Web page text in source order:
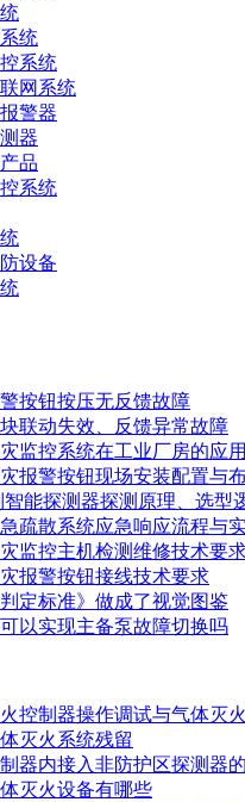
统
系统
网系统
警器
器
品
系统
设备
按钮按压无反馈故障
联动失效、反馈异常故障
监控系统在工业厂房的应用
报警按钮现场安装配置与布
能探测器探测原理、选型逻
疏散系统应急响应流程与实
监控主机检测维修技术要
报警按钮接线技术要求
判定标准》做成了视觉图鉴
以实现主备泵故障切换吗
控制器操作调试与气体灭火
灭火系统残留
器内接入非防护区探测器的
灭火设备有哪些